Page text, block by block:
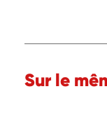
Sur le